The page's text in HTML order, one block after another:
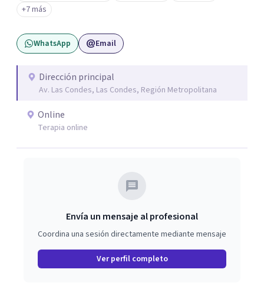
adelante y reparar el daño en quienes han sido víctimas
de abuso, violencia de género, maltrato en ambiente
laboral o mobbing, entre otros. Mi enfoque es
personas puedan sentirse escuchadas y apoyadas, en su
camino hacia la sanación y transformación de sus heridas
+7 más
WhatsApp Email
Dirección principal
Av. Las Condes, Las Condes, Región Metropolitana
Online
Terapia online
Envía un mensaje al profesional
Coordina una sesión directamente mediante mensaje
Ver perfil completo